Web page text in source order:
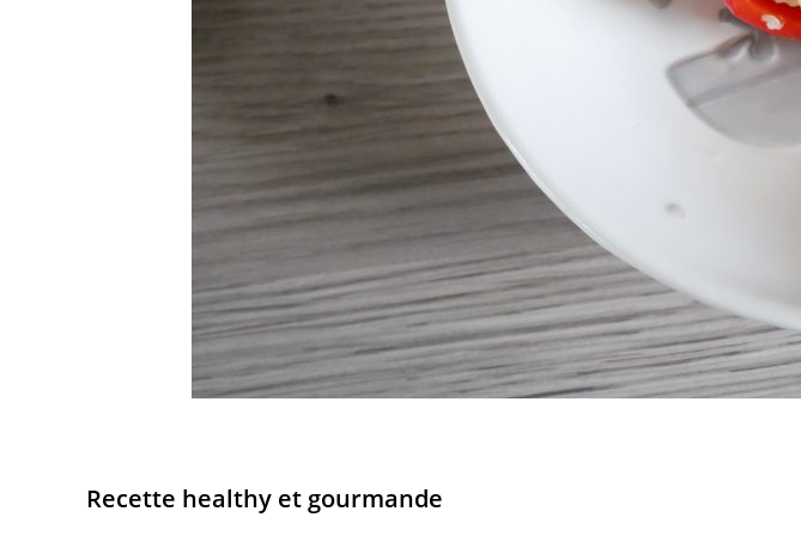
Recette healthy et gourmande